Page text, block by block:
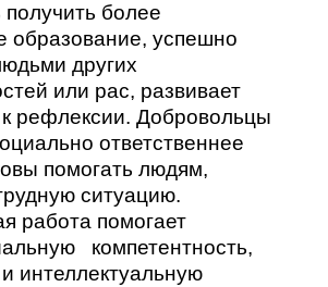
получить более
образование, успешно
других
или рас, развивает
к рефлексии. Добровольцы
ответственнее
помогать людям,
ситуацию.
работа помогает
компетентность,
интеллектуальную